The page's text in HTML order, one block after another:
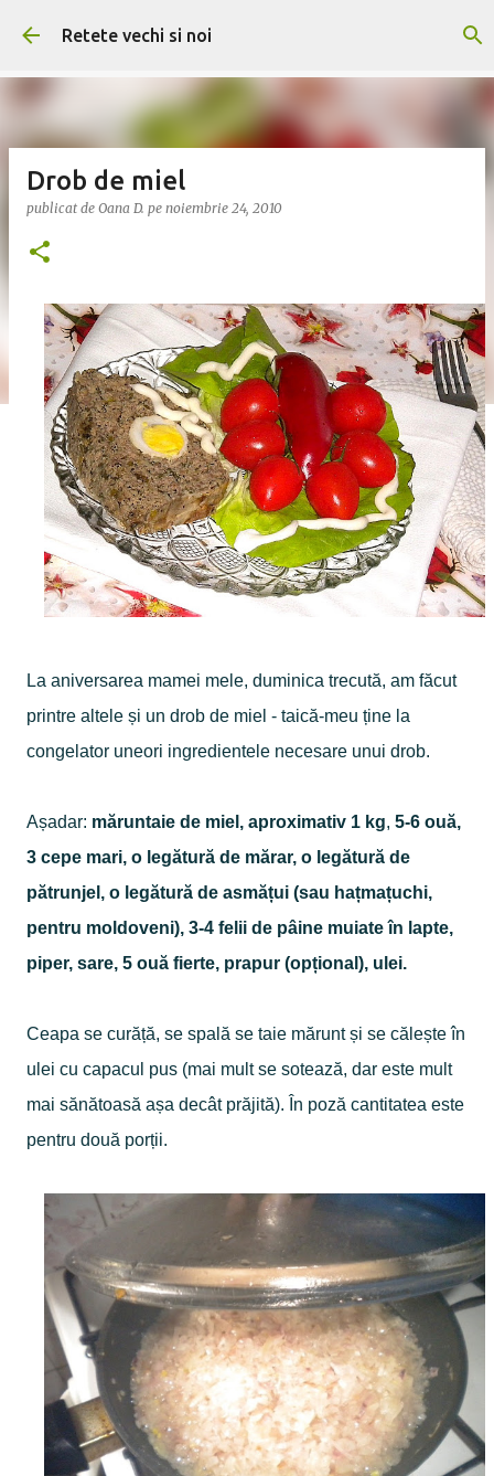
Treceți la conținutul principal
Retete vechi si noi
Drob de miel
publicat de Oana D. pe noiembrie 24, 2010
La aniversarea mamei mele, duminica trecută, am făcut
printre altele și un drob de miel - taică-meu ține la
congelator uneori ingredientele necesare unui drob.
Așadar: măruntaie de miel, aproximativ 1 kg, 5-6 ouă,
3 cepe mari, o legătură de mărar, o legătură de
pătrunjel, o legătură de asmățui (sau hațmațuchi,
pentru moldoveni), 3-4 felii de pâine muiate în lapte,
piper, sare, 5 ouă fierte, prapur (opțional), ulei.
Ceapa se curăță, se spală se taie mărunt și se călește în
ulei cu capacul pus (mai mult se sotează, dar este mult
mai sănătoasă așa decât prăjită). În poză cantitatea este
pentru două porții.